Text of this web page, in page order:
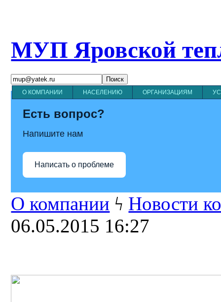
МУП Яровской
О КОМПАНИИ НАСЕЛЕНИЮ ОРГАНИЗАЦИЯМ
Есть вопрос?
Напишите нам
Написать о проблеме
О компании ϟ Новости
06.05.2015 16:27